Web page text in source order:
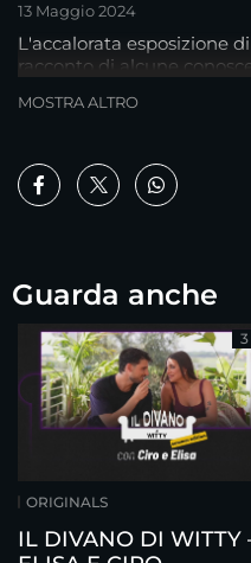
13 Maggio 2024
L'accalorata esposizione
racconto di alcune
MOSTRA ALTRO
Guarda anche
ORIGINALS
IL DIVANO DI WITTY